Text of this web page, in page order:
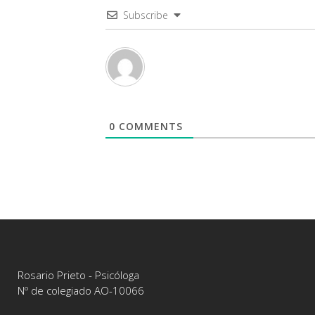
Subscribe
0 COMMENTS
Rosario Prieto - Psicóloga
Nº de colegiado AO-10066